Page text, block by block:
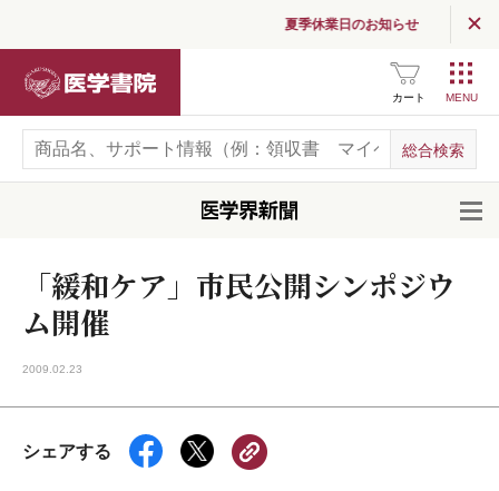
夏季休業日のお知らせ
カート
「緩和ケア」市民公開シンポジウ
ム開催
2009.02.23
シェアする